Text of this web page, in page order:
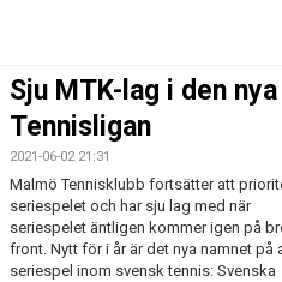
PRIVATLEKTIONER
BOKA BANA
KALLELSE ÅRSMÖTE 2025
OM KLUBBEN
Sju MTK-lag i den
Tennisligan
2021-06-02 21:31
Malmö Tennisklubb fortsätter att
seriespelet och har sju lag med när
seriespelet äntligen kommer igen på
front. Nytt för i år är det nya namnet på
seriespel inom svensk tennis: Svenska